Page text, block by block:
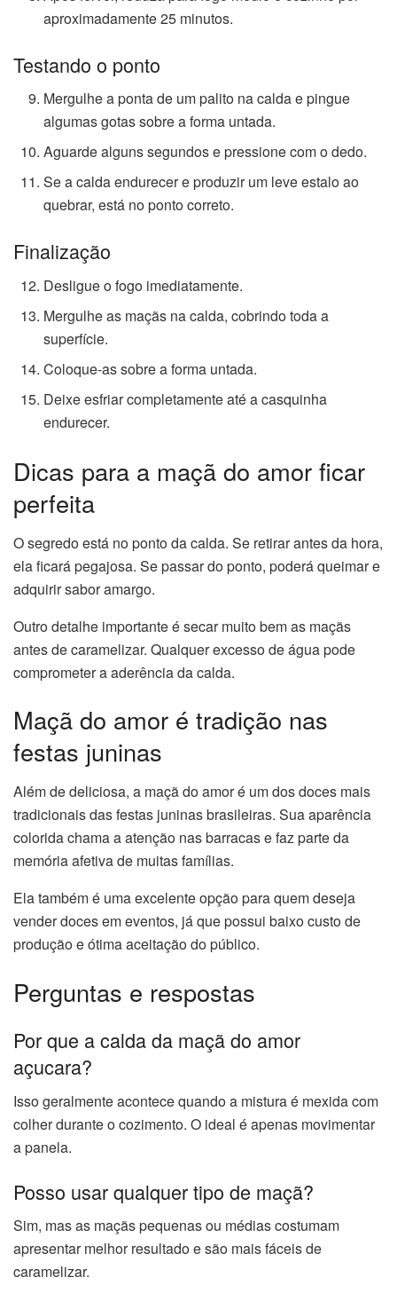
aproximadamente 25 minutos.
Testando o ponto
Mergulhe a ponta de um palito na calda e pingue
algumas gotas sobre a forma untada.
Aguarde alguns segundos e pressione com o dedo.
Se a calda endurecer e produzir um leve estalo ao
quebrar, está no ponto correto.
Finalização
Desligue o fogo imediatamente.
Mergulhe as maçãs na calda, cobrindo toda a
superfície.
Coloque-as sobre a forma untada.
Deixe esfriar completamente até a casquinha
endurecer.
Dicas para a maçã do amor ficar
perfeita
O segredo está no ponto da calda. Se retirar antes da hora,
ela ficará pegajosa. Se passar do ponto, poderá queimar e
adquirir sabor amargo.
Outro detalhe importante é secar muito bem as maçãs
antes de caramelizar. Qualquer excesso de água pode
comprometer a aderência da calda.
Maçã do amor é tradição nas
festas juninas
Além de deliciosa, a maçã do amor é um dos doces mais
tradicionais das festas juninas brasileiras. Sua aparência
colorida chama a atenção nas barracas e faz parte da
memória afetiva de muitas famílias.
Ela também é uma excelente opção para quem deseja
vender doces em eventos, já que possui baixo custo de
produção e ótima aceitação do público.
Perguntas e respostas
Por que a calda da maçã do amor
açucara?
Isso geralmente acontece quando a mistura é mexida com
colher durante o cozimento. O ideal é apenas movimentar
a panela.
Posso usar qualquer tipo de maçã?
Sim, mas as maçãs pequenas ou médias costumam
apresentar melhor resultado e são mais fáceis de
caramelizar.